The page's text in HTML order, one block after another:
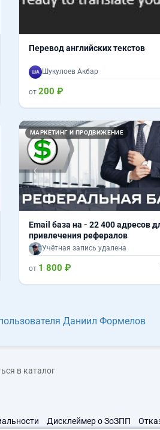
Перевод английских текстов
Шукулоев Акбар
от 200 ₽
МАРКЕТИНГ И ПРОДВИЖЕНИЕ
Назад
Email база на - 22 400 адресов
привлечения рефералов
Учётная запись удалена
от 1 800 ₽
Даниил Формелов
в каталог
Дисклеймер о ЗоЗПП